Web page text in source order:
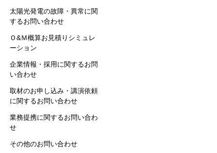
太陽光発電の故障・異常に関
するお問い合わせ
Ｏ&Ｍ概算お見積りシミュレ
ーション
企業情報・採用に関するお問
い合わせ
取材のお申し込み・講演依頼
に関するお問い合わせ
業務提携に関するお問い合わ
せ
その他のお問い合わせ